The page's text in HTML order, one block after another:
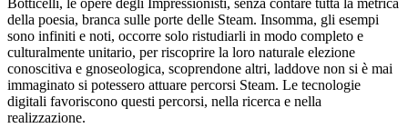
della poesia, branca sulle porte delle Steam. Insomma, gli esempi
sono infiniti e noti, occorre solo ristudiarli in modo completo e
culturalmente unitario, per riscoprire la loro naturale elezione
conoscitiva e gnoseologica, scoprendone altri, laddove non si è mai
immaginato si potessero attuare percorsi Steam. Le tecnologie
digitali favoriscono questi percorsi, nella ricerca e nella
realizzazione.